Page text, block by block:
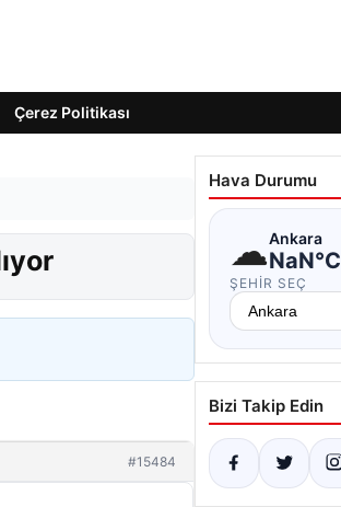
Çerez Politikası
#15484
Hava Durumu
☁Ankara
NaN°C
ŞEHIR SEÇ
Bizi Takip Edin